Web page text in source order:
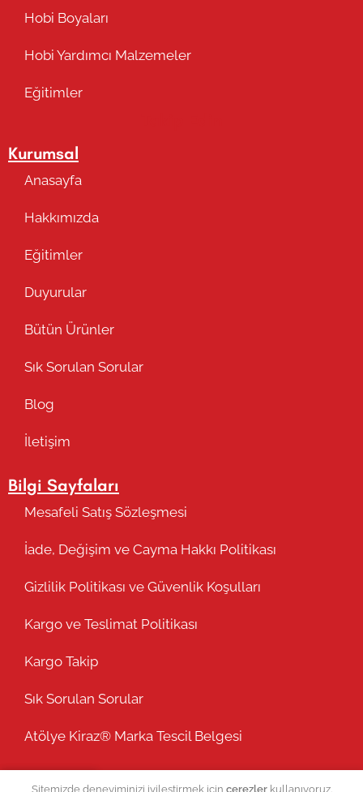
Hobi Boyaları
Hobi Yardımcı Malzemeler
Eğitimler
Kurumsal
Anasayfa
Hakkımızda
Eğitimler
Duyurular
Bütün Ürünler
Sık Sorulan Sorular
Blog
İletişim
Bilgi Sayfaları
Mesafeli Satış Sözleşmesi
İade, Değişim ve Cayma Hakkı Politikası
Gizlilik Politikası ve Güvenlik Koşulları
Kargo ve Teslimat Politikası
Kargo Takip
Sık Sorulan Sorular
Atölye Kiraz® Marka Tescil Belgesi
Sitemizde deneyiminizi iyileştirmek için çerezlerkullanıyoruz.